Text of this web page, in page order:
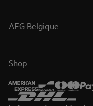
AEG Belgique
Shop